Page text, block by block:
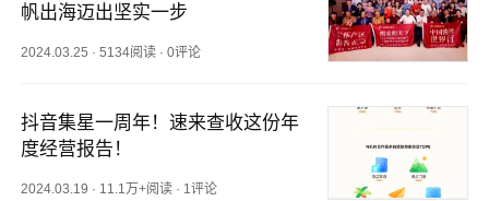
帆出海迈出坚实一步
2024.03.25 ·5134阅读 ·0评论
抖音集星一周年！速来查收这份年
度经营报告！
2024.03.19 · 11.1万+阅读 · 1评论